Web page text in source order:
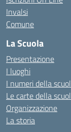
Invalsi
Comune
La Scuola
Presentazione
I luoghi
I numeri della
Le carte della
Organizzazione
La storia